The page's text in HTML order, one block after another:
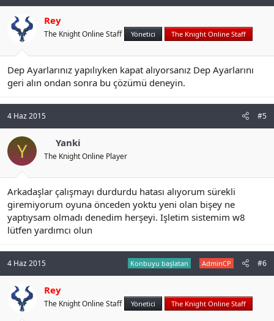
Rey
The Knight Online Staff Yönetici The Knight Online Staff
Dep Ayarlarınız yapılıyken kapat alıyorsanız Dep Ayarlarını
geri alın ondan sonra bu çözümü deneyin.
4 Haz 2015 #5
Y Yanki
The Knight Online Player
Arkadaşlar çalışmayı durdurdu hatası alıyorum sürekli
giremiyorum oyuna önceden yoktu yeni olan bişey ne
yaptıysam olmadı denedim herşeyi. Işletim sistemim w8
lütfen yardımcı olun
4 Haz 2015 Konbuyu başlatan AdminCP #6
Rey
The Knight Online Staff Yönetici The Knight Online Staff